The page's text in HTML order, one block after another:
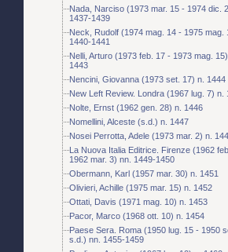
Nada, Narciso (1973 mar. 15 - 1974 dic.
1437-1439
Neck, Rudolf (1974 mag. 14 - 1975 mag.
1440-1441
Nelli, Arturo (1973 feb. 17 - 1973 mag.
1443
Nencini, Giovanna (1973 set. 17) n. 1444
New Left Review. Londra (1967 lug. 7) n.
Nolte, Ernst (1962 gen. 28) n. 1446
Nomellini, Alceste (s.d.) n. 1447
Nosei Perrotta, Adele (1973 mar. 2) n.
La Nuova Italia Editrice. Firenze (1962
1962 mar. 3) nn. 1449-1450
Obermann, Karl (1957 mar. 30) n. 1451
Olivieri, Achille (1975 mar. 15) n. 1452
Ottati, Davis (1971 mag. 10) n. 1453
Pacor, Marco (1968 ott. 10) n. 1454
Paese Sera. Roma (1950 lug. 15 - 1950
s.d.) nn. 1455-1459